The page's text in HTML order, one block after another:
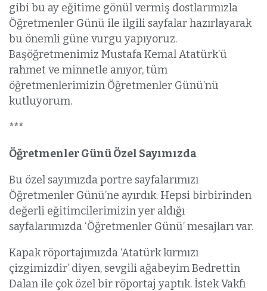
gibi bu ay eğitime gönül vermiş dostlarımızla
Öğretmenler Günü ile ilgili sayfalar hazırlayarak
bu önemli güne vurgu yapıyoruz.
Başöğretmenimiz Mustafa Kemal Atatürk’ü
rahmet ve minnetle anıyor, tüm
öğretmenlerimizin Öğretmenler Günü’nü
kutluyorum.
***
Öğretmenler Günü Özel Sayımızda
Bu özel sayımızda portre sayfalarımızı
Öğretmenler Günü’ne ayırdık. Hepsi birbirinden
değerli eğitimcilerimizin yer aldığı
sayfalarımızda ‘Öğretmenler Günü’ mesajları var.
Kapak röportajımızda ‘Atatürk kırmızı
çizgimizdir’ diyen, sevgili ağabeyim Bedrettin
Dalan ile çok özel bir röportaj yaptık. İstek Vakfı